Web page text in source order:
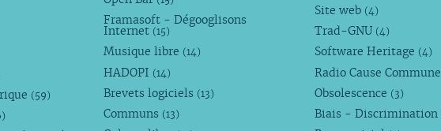
(59)
Framasoft - Dégooglisons
Internet (15)
Musique libre (14)
HADOPI (14)
Brevets logiciels (13)
Communs (13)
Site web (4)
Trad-GNU (4)
Software Heritage (4)
Radio Cause Commune
Obsolescence (3)
Biais - Discrimination